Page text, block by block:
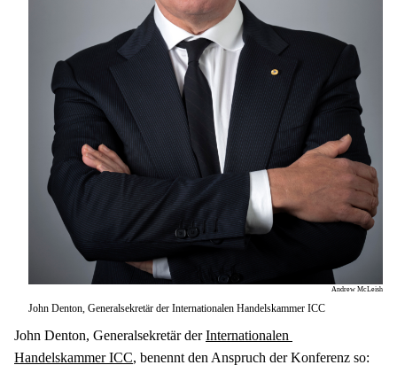
Andrew McLeish
John Denton, Generalsekretär der Internationalen Handelskammer ICC
John Denton, Generalsekretär der Internationalen
Handelskammer ICC, benennt den Anspruch der Konferenz so: